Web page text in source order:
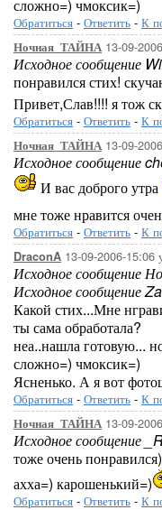
сложно=) чмоксик=)
Обратиться - Ответить - К
Ночная_ТАЙНА 13-09-
Исходное сообщение
понравился стих!
Привет,Слав!!!! я тож
Обратиться - Ответить - К
Ночная_ТАЙНА 13-09-
Исходное сообщение
И вас доброго утра
мне тоже нравится
Обратиться - Ответить - К
DraconA 13-09-2006-15:06
Исходное сообщение
Исходное сообщение
Какой стих...Мне
ты сама обработала?
неа..нашла готовую...
сложно=) чмоксик=)
Ясненько. А я вот
Обратиться - Ответить - К
Ночная_ТАЙНА 13-09-
Исходное сообщение
тоже очень понравился)
ахха=) карошенький=)
Обратиться - Ответить - К